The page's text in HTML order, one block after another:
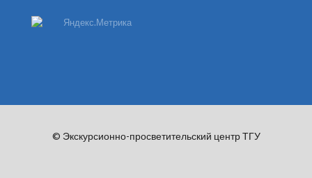
© Экскурсионно-просветительский центр ТГУ